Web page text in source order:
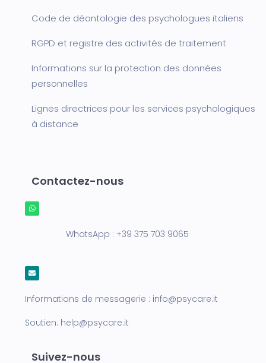
Code de déontologie des psychologues italiens
RGPD et registre des activités de traitement
Informations sur la protection des données
personnelles
Lignes directrices pour les services psychologiques
à distance
Contactez-nous
WhatsApp : +39 375 703 9065
Informations de messagerie : info@psycare.it
Soutien: help@psycare.it
Suivez-nous